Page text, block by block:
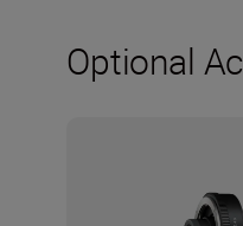
Optional